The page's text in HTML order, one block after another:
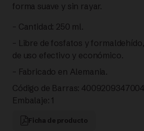
PRODUCTO
LIMPIEZA
PARA
ACERO
forma suave y sin rayar.
– Cantidad: 250 ml.
– Libre de fosfatos y
de uso efectivo y económico.
– Fabricado en Alemania.
Código de Barras:
Embalaje: 1
Ficha de producto